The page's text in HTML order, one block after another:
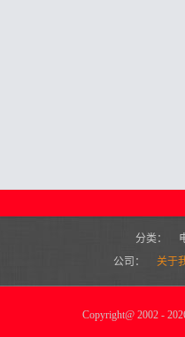
分类：
公司：
关于
Copyright@2002 -